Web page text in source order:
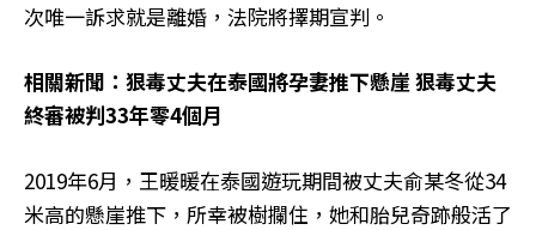
次唯一訴求就是離婚，法院將擇期宣判。
相關新聞：狠毒丈夫在泰國將孕妻推下懸崖 狠毒丈夫
終審被判33年零4個月
2019年6月，王暖暖在泰國遊玩期間被丈夫俞某冬從34
米高的懸崖推下，所幸被樹攔住，她和胎兒奇跡般活了